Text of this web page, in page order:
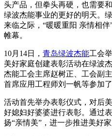
头产品，但拳头再硬，也需要
绿波杰能事业的更好的明天。
来临之际，“暖暖重阳 亲情相
帷幕。
10月14日， 青岛绿波杰能工会
美好家庭创建表彰活动在绿波
杰能工会主席赵树正、工会副
首席应用工程师刘一帆等参加了
活动首先举办表彰仪式，对后
好媳妇好婆婆进行表彰。通过
扬“亲情美”，进一步推进美好家